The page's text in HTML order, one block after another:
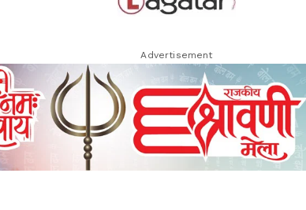
Advertisement